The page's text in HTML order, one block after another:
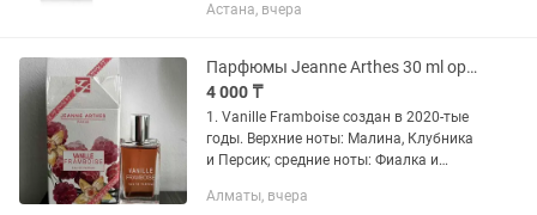
сочный сицилийский апельсин. Словно
Астана, вчера
Парфюмы Jeanne Arthes 30 ml оригинал
4 000 ₸
1. Vanille Framboise создан в 2020-тые
годы. Верхние ноты: Малина, Клубника
и Персик; средние ноты: Фиалка и
тонка 2. Vanille Tropicale выпущен в
Алматы, вчера